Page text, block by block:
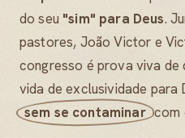
do seu "sim" para Deus.
pastores, João Victor e
congresso é prova viva de
vida de exclusividade para
sem se contaminar com